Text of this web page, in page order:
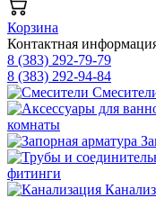
Корзина
Контактная
8 (383) 292-79-79
8 (383) 292-94-84
комнаты
фитинги